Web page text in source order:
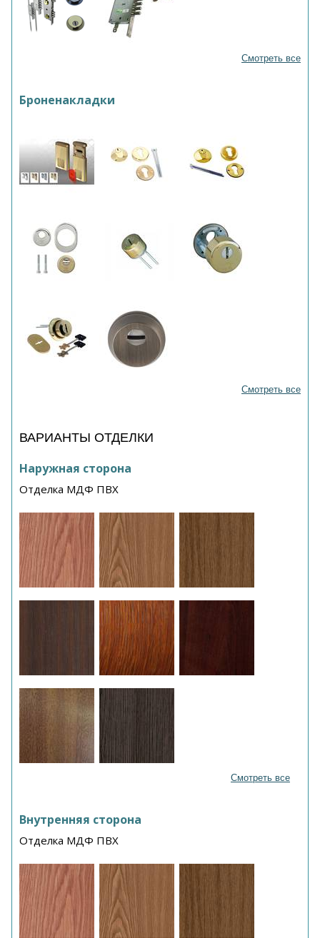
Смотреть все
Броненакладки
Смотреть все
ВАРИАНТЫ ОТДЕЛКИ
Наружная сторона
Отделка МДФ ПВХ
Смотреть все
Внутренняя сторона
Отделка МДФ ПВХ